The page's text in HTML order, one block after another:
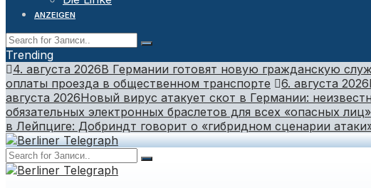
ANZEIGEN
Trending
4. августа 2026В Германии готовят новую гражданскую
оплаты проезда в общественном транспорте
6. августа 2026
августа 2026Новый вирус атакует скот в Германии:
обязательных электронных браслетов для всех «опасных лиц»
в Лейпциге: Добриндт говорит о «гибридном сценарии